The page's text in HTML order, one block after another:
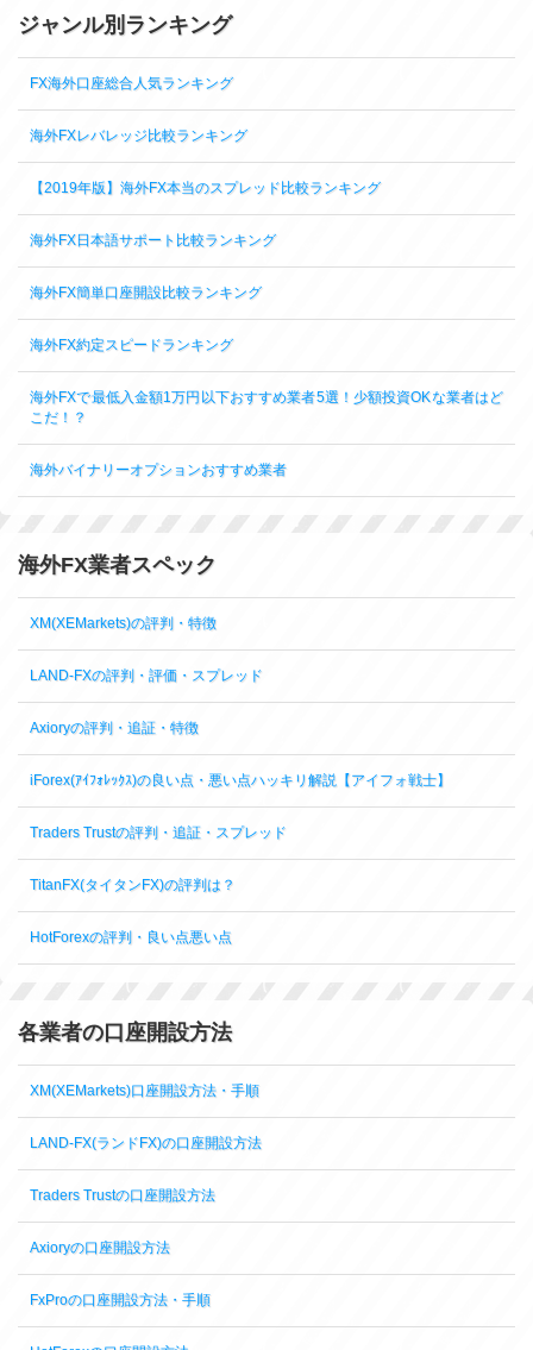
ジャンル別ランキング
FX海外口座総合人気ランキング
海外FXレバレッジ比較ランキング
【2019年版】海外FX本当のスプレッド比較ランキング
海外FX日本語サポート比較ランキング
海外FX簡単口座開設比較ランキング
海外FX約定スピードランキング
海外FXで最低入金額1万円以下おすすめ業者5選！少額投資OKな業者はど
こだ！？
海外バイナリーオプションおすすめ業者
海外FX業者スペック
XM(XEMarkets)の評判・特徴
LAND-FXの評判・評価・スプレッド
Axioryの評判・追証・特徴
iForex(ｱｲﾌｫﾚｯｸｽ)の良い点・悪い点ハッキリ解説【アイフォ戦士】
Traders Trustの評判・追証・スプレッド
TitanFX(タイタンFX)の評判は？
HotForexの評判・良い点悪い点
各業者の口座開設方法
XM(XEMarkets)口座開設方法・手順
LAND-FX(ランドFX)の口座開設方法
Traders Trustの口座開設方法
Axioryの口座開設方法
FxProの口座開設方法・手順